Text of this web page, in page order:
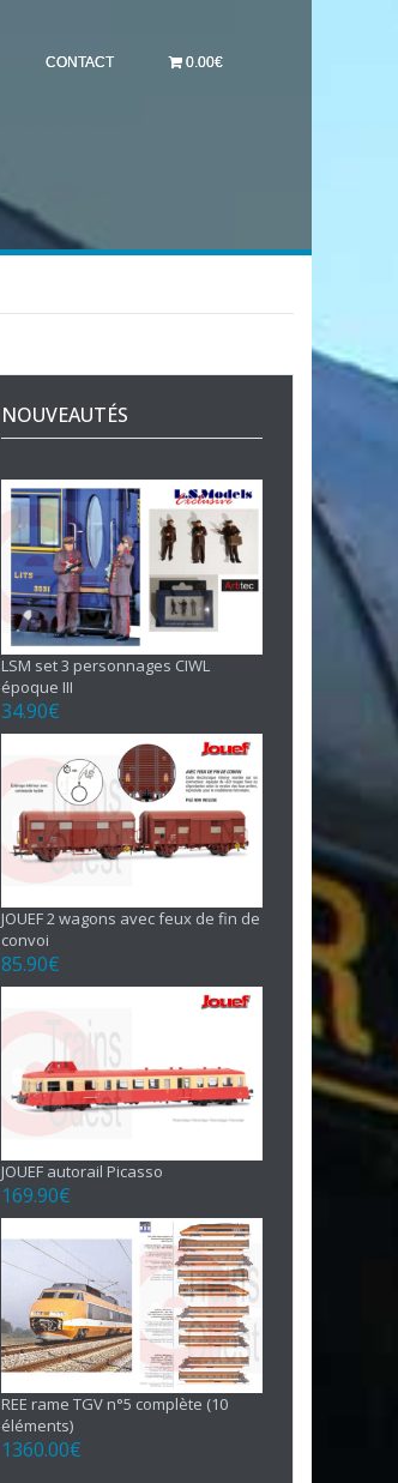
CONTACT 0.00€
NOUVEAUTÉS
LSM set 3 personnages CIWL
époque III
34.90€
JOUEF 2 wagons avec feux de fin de
convoi
85.90€
JOUEF autorail Picasso
169.90€
REE rame TGV n°5 complète (10
éléments)
1360.00€